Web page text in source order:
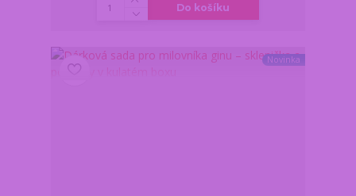
Do košíku
Novinka